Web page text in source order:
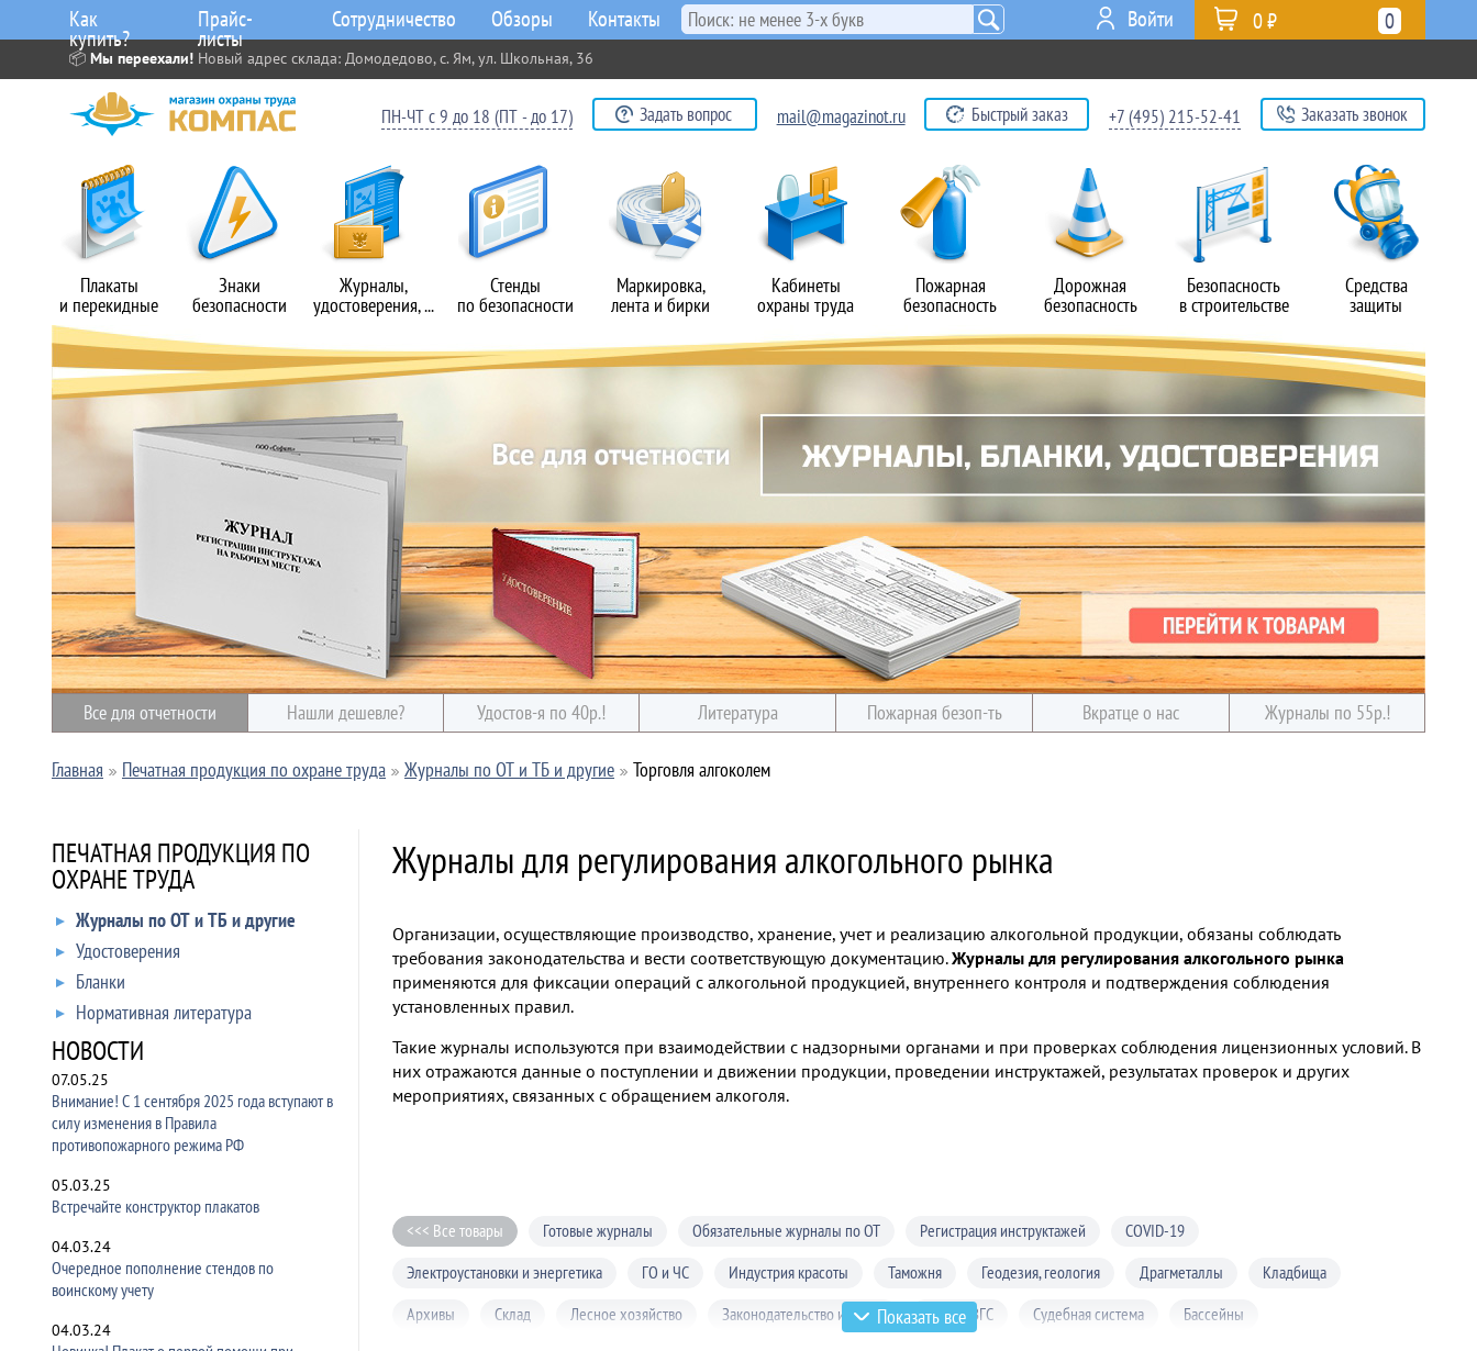
📦 Мы переехали! Новый адрес склада: Домодедово, с. Ям, ул. Школьная, 36
Плакаты
и перекидные
Знаки
безопасности
Журналы,
удостоверения, ...
Стенды
по безопасности
Маркировка,
лента и бирки
Кабинеты
охраны труда
Пожарная
безопасность
Дорожная
безопасность
Безопасность
в строительстве
Средства
защиты
Как
купить?
Прайс-
листы
Сотрудничество Обзоры Контакты 0
0 ₽
Войти
ПН-ЧТ с 9 до 18 (ПТ - до 17) Задать вопрос mail@magazinot.ru Быстрый заказ +7 (495) 215-52-41 Заказать звонок
Все для отчетности Нашли дешевле? Удостов-я по 40р.! Литература Пожарная безоп-ть Вкратце о нас Журналы по 55р.!
Главная Печатная продукция по охране труда Журналы по ОТ и ТБ и другие Торговля алгоколем
ПЕЧАТНАЯ ПРОДУКЦИЯ ПО
ОХРАНЕ ТРУДА
Журналы по ОТ и ТБ и другие
Удостоверения
Бланки
Нормативная литература
НОВОСТИ
07.05.25
Внимание! С 1 сентября 2025 года вступают в
силу изменения в Правила
противопожарного режима РФ
05.03.25
Встречайте конструктор плакатов
04.03.24
Очередное пополнение стендов по
воинскому учету
04.03.24
Журналы для регулирования алкогольного рынка
Организации, осуществляющие производство, хранение, учет и реализацию алкогольной продукции, обязаны соблюдать
требования законодательства и вести соответствующую документацию.Журналы для регулирования алкогольного рынка
применяются для фиксации операций с алкогольной продукцией, внутреннего контроля и подтверждения соблюдения
установленных правил.
Такие журналы используются при взаимодействии с надзорными органами и при проверках соблюдения лицензионных условий. В
них отражаются данные о поступлении и движении продукции, проведении инструктажей, результатах проверок и других
мероприятиях, связанных с обращением алкоголя.
<<< Все товары Готовые журналы Обязательные журналы по ОТ Регистрация инструктажей
COVID-19
Электроустановки и энергетика
ГО и ЧС Индустрия красоты Таможня Геодезия, геология Драгметаллы
Кладбища
Архивы
Склад Лесное хозяйство Законодательство и право АЗС и АЗГС Судебная система
Бассейны
Показать все